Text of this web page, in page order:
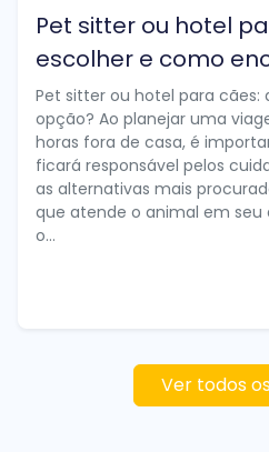
Pet sitter ou hotel
escolher e como
Pet sitter ou hotel para cães:
opção? Ao planejar uma
horas fora de casa, é
ficará responsável pelos
as alternativas mais
que atende o animal em
o...
Ver todos